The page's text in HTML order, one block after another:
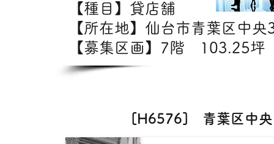
【種目】貸店舗
【所在地】仙台市青葉区中
【募集区画】7階 103.25坪
[H6576] 青葉区中央